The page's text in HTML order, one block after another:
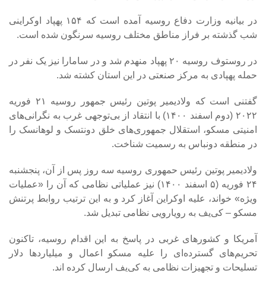
در بیانیه وزارت دفاع روسیه آمده است که ۱۵۴ پهپاد اوکراینی
شب گذشته بر فراز مناطق مختلف روسیه سرنگون شده است.
در روستوف روسیه ۲۰ پهپاد منهدم شد و در سامارا نیز یک نفر در
حمله پهپادی به مرکز صنعتی در این استان کشته شد.
گفتنی است که ولادیمیر پوتین رئیس جمهور روسیه ۲۱ فوریه
۲۰۲۲ (دوم اسفند ۱۴۰۰) با انتقاد از بی‌توجهی غرب به نگرانی‌های
امنیتی مسکو، استقلال جمهوری‌های خلق دونتسک و لوهانسک را
در منطقه دونباس به رسمیت شناخت.
ولادیمیر پوتین رئیس حمهوری روسیه سه روز پس از آن، پنجشنبه
۲۴ فوریه (۵ اسفند ۱۴۰۰) نیز عملیاتی نظامی که آن را «عملیات
ویژه» خواند، علیه اوکراین آغاز کرد و به این ترتیب روابط پرتنش
مسکو – کی‌یف به رویارویی نظامی تبدیل شد.
آمریکا و کشورهای غربی در پاسخ به این اقدام روسیه، تاکنون
تحریم‌های گسترده‌ای را علیه مسکو اعمال و میلیاردها دلار
تسلیحات و تجهیزات نظامی به کی‌یف ارسال کرده ‌اند.